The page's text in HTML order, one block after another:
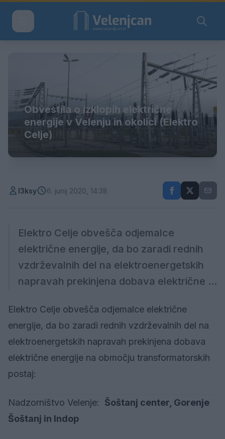
Obvestila o izklopih električne
energije v Velenju in okolici (Elektro
Celje)
l3ksy 6. junij 2020, 14:38
Elektro Celje obvešča odjemalce
električne energije, da bo zaradi rednih
vzdrževalnih del na elektroenergetskih
napravah prekinjena dobava električne ...
Elektro Celje obvešča odjemalce električne
energije, da bo zaradi rednih vzdrževalnih del na
elektroenergetskih napravah prekinjena dobava
električne energije na območju transformatorskih
postaj:
Nadzorništvo Velenje: Šoštanj center, Gorenje
Šoštanj in Indop